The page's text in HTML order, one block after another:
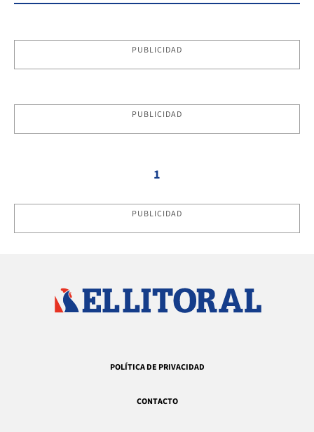
PUBLICIDAD
PUBLICIDAD
1
PUBLICIDAD
POLÍTICA DE PRIVACIDAD
CONTACTO